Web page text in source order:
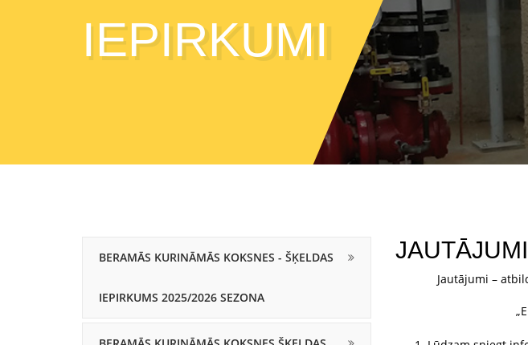
IEPIRKUMI
BERAMĀS KURINĀMĀS KOKSNES - ŠĶELDAS
IEPIRKUMS 2025/2026 SEZONA
Jautājumi –